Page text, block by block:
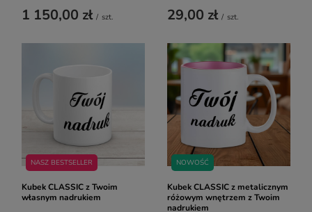
1 150,00 zł / szt. 29,00 zł / szt.
NASZ BESTSELLER
Kubek CLASSIC z Twoim
własnym nadrukiem
NOWOŚĆ
Kubek CLASSIC z metalicznym
różowym wnętrzem z Twoim
nadrukiem